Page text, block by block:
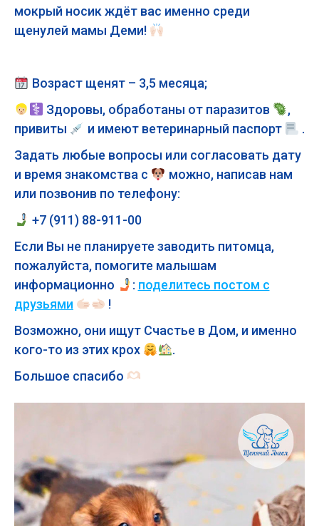
мокрый носик ждёт вас именно среди
щенулей мамы Деми!
Возраст щенят – 3,5 месяца;
Здоровы, обработаны от паразитов
,
привиты
и имеют ветеринарный паспорт
.
Задать любые вопросы или согласовать дату
и время знакомства с
можно, написав нам
или позвонив по телефону:
+7 (911) 88-911-00
Если Вы не планируете заводить питомца,
пожалуйста, помогите малышам
информационно
: поделитесь постом с
друзьями
!
Возможно, они ищут Счастье в Дом, и именно
кого-то из этих крох
.
Большое спасибо